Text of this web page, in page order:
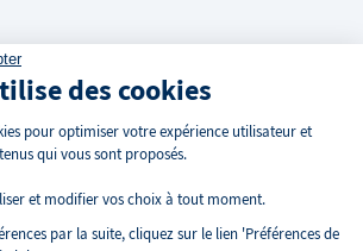
domicile
des cookies
pour optimiser votre expérience utilisateur et
qui vous sont proposés.
et modifier vos choix à tout moment.
par la suite, cliquez sur le lien 'Préférences de